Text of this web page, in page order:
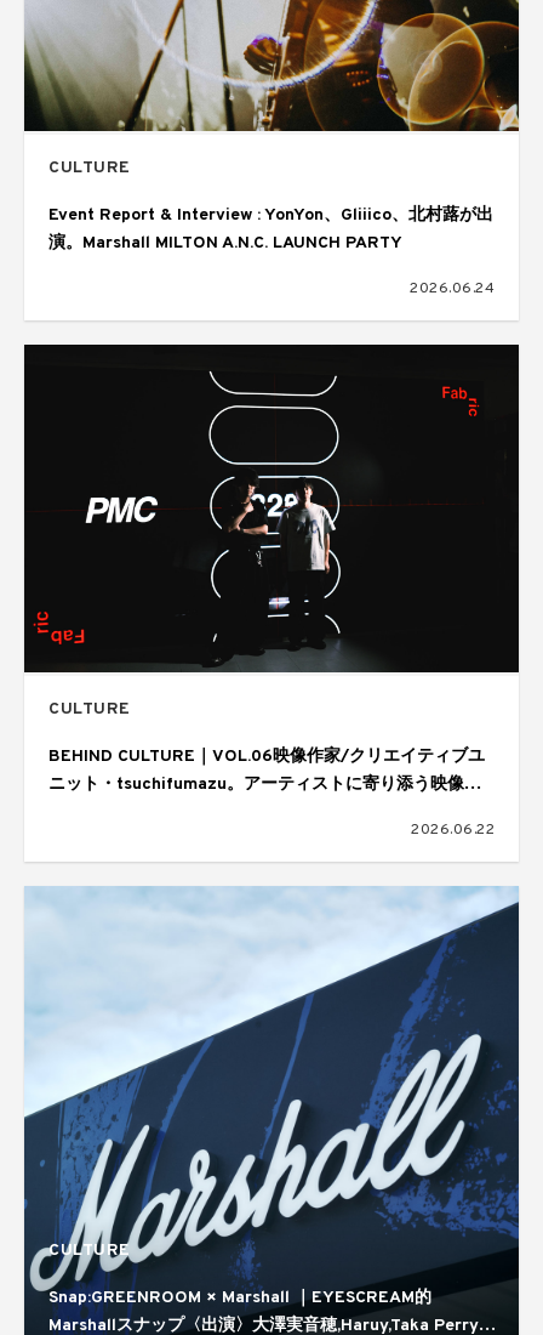
CULTURE
Event Report & Interview : YonYon、Gliiico、北村蕗が出
演。Marshall MILTON A.N.C. LAUNCH PARTY
2026.06.24
CULTURE
BEHIND CULTURE｜VOL.06映像作家/クリエイティブユ
ニット・tsuchifumazu。アーティストに寄り添う映像表
2026.06.22
CULTURE
Snap:GREENROOM × Marshall ｜EYESCREAM的
Marshallスナップ〈出演〉大澤実音穂,Haruy,Taka Perry,